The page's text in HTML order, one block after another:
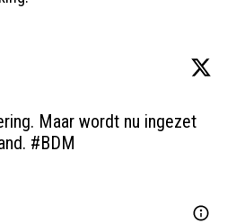
Maar wordt nu ingezet
#BDM